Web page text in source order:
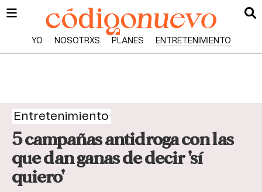
YO NOSOTRXS PLANES ENTRETENIMIENTO
Entretenimiento
5 campañas antidroga con las
que dan ganas de decir 'sí
quiero'